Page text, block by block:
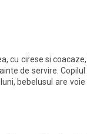
cu cirese si
de servire.
bebelusul are